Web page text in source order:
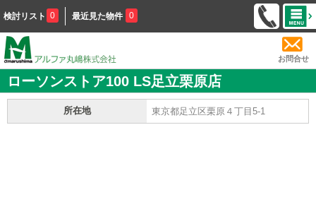
検討リスト 0 最近見た物件 0
お問合せ
ローソンストア100 LS足立栗原店
所在地 東京都足立区栗原４丁目5-1